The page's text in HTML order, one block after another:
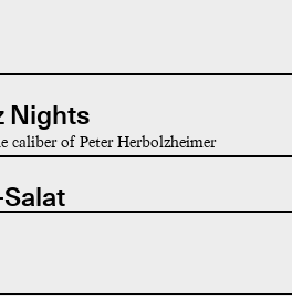
Nights
caliber of Peter Herbolzheimer